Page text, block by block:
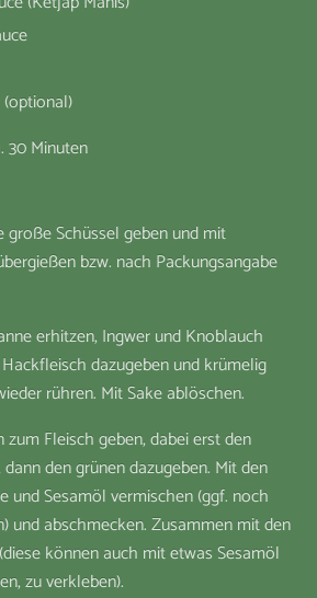
30 Minuten
große Schüssel geben und mit
bzw. nach Packungsangabe
erhitzen, Ingwer und Knoblauch
dazugeben und krümelig
rühren. Mit Sake ablöschen.
Fleisch geben, dabei erst den
den grünen dazugeben. Mit den
und Sesamöl vermischen (ggf. noch
und abschmecken. Zusammen mit den
können auch mit etwas Sesamöl
zu verkleben).